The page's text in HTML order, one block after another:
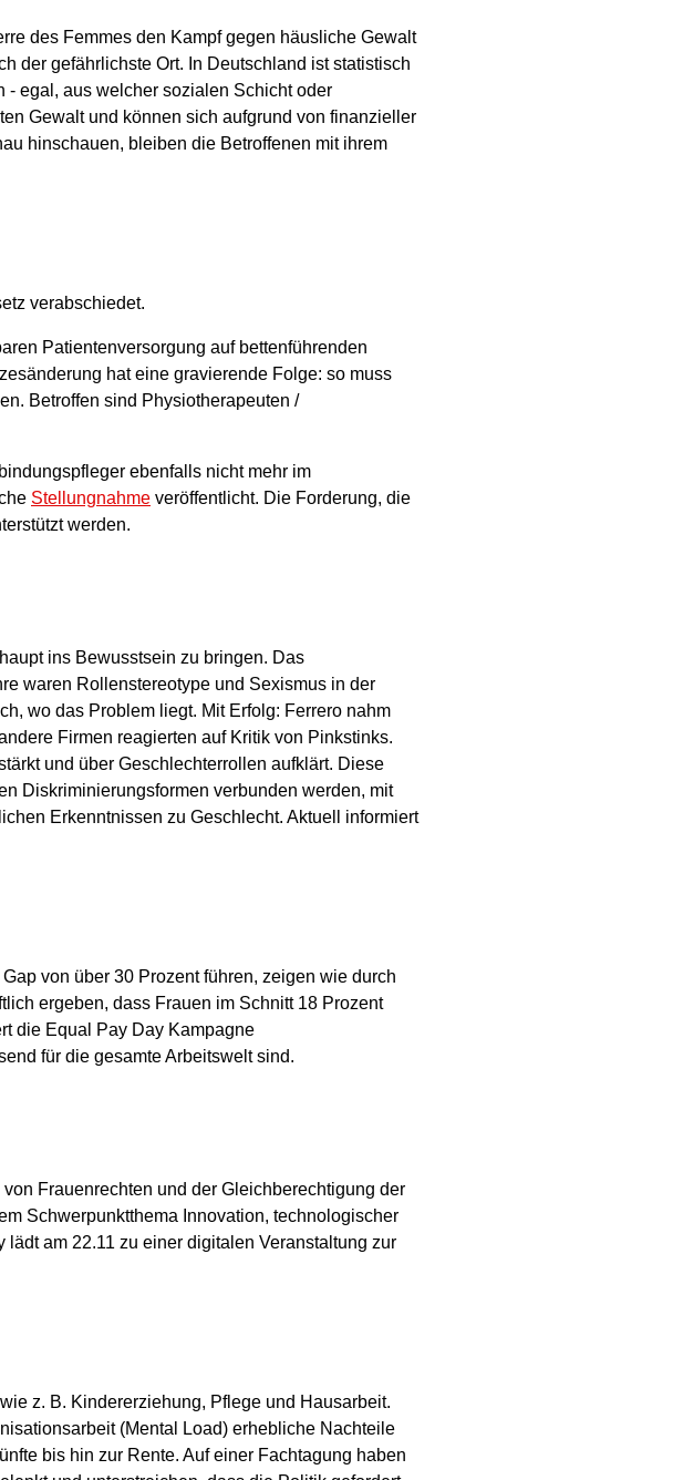
des Femmes den Kampf gegen häusliche Gewalt
der gefährlichste Ort. In Deutschland ist statistisch
- egal, aus welcher sozialen Schicht oder
Gewalt und können sich aufgrund von finanzieller
hinschauen, bleiben die Betroffenen mit ihrem
verabschiedet.
Patientenversorgung auf bettenführenden
hat eine gravierende Folge: so muss
Betroffen sind Physiotherapeuten /
ebenfalls nicht mehr im
Stellungnahme veröffentlicht. Die Forderung, die
werden.
ins Bewusstsein zu bringen. Das
waren Rollenstereotype und Sexismus in der
wo das Problem liegt. Mit Erfolg: Ferrero nahm
Firmen reagierten auf Kritik von Pinkstinks.
und über Geschlechterrollen aufklärt. Diese
Diskriminierungsformen verbunden werden, mit
Erkenntnissen zu Geschlecht. Aktuell informiert
von über 30 Prozent führen, zeigen wie durch
ergeben, dass Frauen im Schnitt 18 Prozent
die Equal Pay Day Kampagne
für die gesamte Arbeitswelt sind.
Frauenrechten und der Gleichberechtigung der
Schwerpunktthema Innovation, technologischer
am 22.11 zu einer digitalen Veranstaltung zur
z. B. Kindererziehung, Pflege und Hausarbeit.
(Mental Load) erhebliche Nachteile
bis hin zur Rente. Auf einer Fachtagung haben